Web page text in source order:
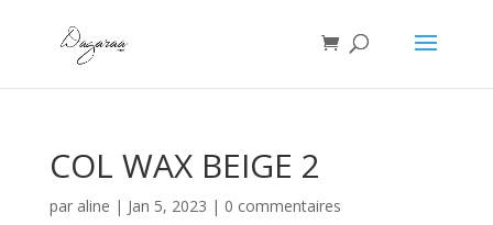
COL WAX BEIGE 2
par aline | Jan 5, 2023 | 0 commentaires